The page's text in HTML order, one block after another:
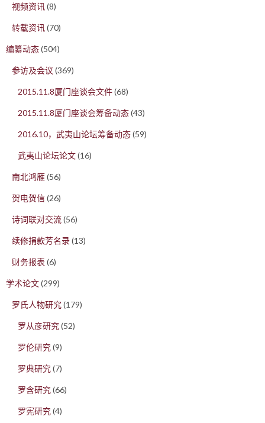
视频资讯(8)
转载资讯(70)
编纂动态(504)
参访及会议 (369)
2015.11.8厦门座谈会文件(68)
2015.11.8厦门座谈会筹备动态(43)
2016.10，武夷山论坛筹备动态(59)
武夷山论坛论文(16)
南北鸿雁(56)
贺电贺信(26)
诗词联对交流(56)
续修捐款芳名录(13)
财务报表 (6)
学术论文(299)
罗氏人物研究(179)
罗从彦研究(52)
罗伦研究(9)
罗典研究(7)
罗含研究(66)
罗宪研究(4)